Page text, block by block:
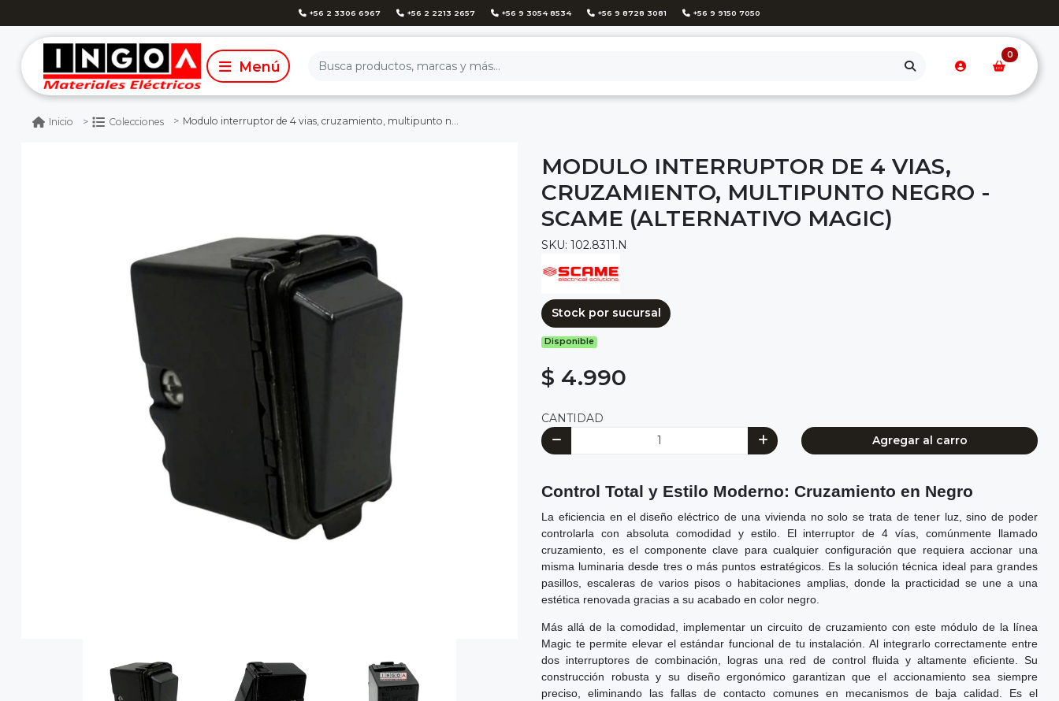
+56 2 3306 6967 +56 2 2213 2657 +56 9 3054 8534 +56 9 8728 3081 +56 9 9150 7050
0
Inicio Colecciones Modulo interruptor de 4 vias, cruzamiento, multipunto negro - scame (alternativo magic)
MODULO INTERRUPTOR DE 4 VIAS,
CRUZAMIENTO, MULTIPUNTO NEGRO -
SCAME (ALTERNATIVO MAGIC)
SKU: 102.8311.N
Stock por sucursal
Disponible
$ 4.990
CANTIDAD
Agregar al carro
Control Total y Estilo Moderno: Cruzamiento en Negro
La eficiencia en el diseño eléctrico de una vivienda no solo se trata de tener luz, sino de poder
controlarla con absoluta comodidad y estilo. El interruptor de 4 vías, comúnmente llamado
cruzamiento, es el componente clave para cualquier configuración que requiera accionar una
misma luminaria desde tres o más puntos estratégicos. Es la solución técnica ideal para grandes
pasillos, escaleras de varios pisos o habitaciones amplias, donde la practicidad se une a una
estética renovada gracias a su acabado en color negro.
Más allá de la comodidad, implementar un circuito de cruzamiento con este módulo de la línea
Magic te permite elevar el estándar funcional de tu instalación. Al integrarlo correctamente entre
dos interruptores de combinación, logras una red de control fluida y altamente eficiente. Su
construcción robusta y su diseño ergonómico garantizan que el accionamiento sea siempre
preciso, eliminando las fallas de contacto comunes en mecanismos de baja calidad. Es el